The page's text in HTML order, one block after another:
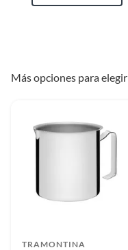
Más opciones para elegir
TRAMONTINA